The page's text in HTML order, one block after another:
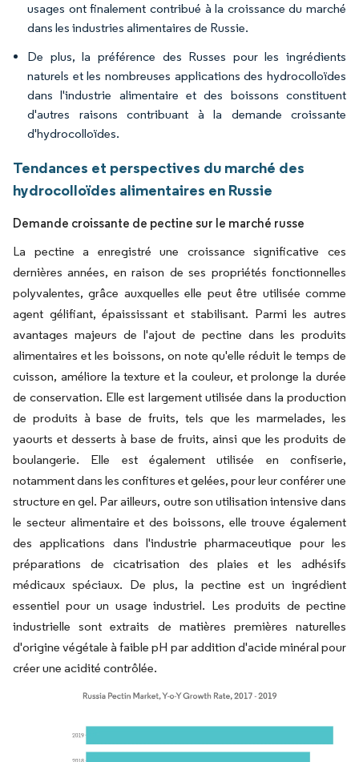
usages ont finalement contribué à la croissance du marché
dans les industries alimentaires de Russie.
De plus, la préférence des Russes pour les ingrédients
naturels et les nombreuses applications des hydrocolloïdes
dans l'industrie alimentaire et des boissons constituent
d'autres raisons contribuant à la demande croissante
d'hydrocolloïdes.
Tendances et perspectives du marché des
hydrocolloïdes alimentaires en Russie
Demande croissante de pectine sur le marché russe
La pectine a enregistré une croissance significative ces
dernières années, en raison de ses propriétés fonctionnelles
polyvalentes, grâce auxquelles elle peut être utilisée comme
agent gélifiant, épaississant et stabilisant. Parmi les autres
avantages majeurs de l'ajout de pectine dans les produits
alimentaires et les boissons, on note qu'elle réduit le temps de
cuisson, améliore la texture et la couleur, et prolonge la durée
de conservation. Elle est largement utilisée dans la production
de produits à base de fruits, tels que les marmelades, les
yaourts et desserts à base de fruits, ainsi que les produits de
boulangerie. Elle est également utilisée en confiserie,
notamment dans les confitures et gelées, pour leur conférer une
structure en gel. Par ailleurs, outre son utilisation intensive dans
le secteur alimentaire et des boissons, elle trouve également
des applications dans l'industrie pharmaceutique pour les
préparations de cicatrisation des plaies et les adhésifs
médicaux spéciaux. De plus, la pectine est un ingrédient
essentiel pour un usage industriel. Les produits de pectine
industrielle sont extraits de matières premières naturelles
d'origine végétale à faible pH par addition d'acide minéral pour
créer une acidité contrôlée.